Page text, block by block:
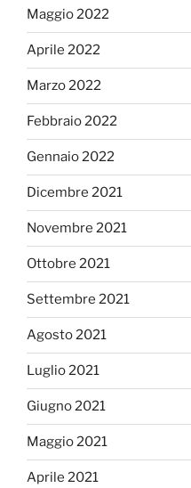
Maggio 2022
Aprile 2022
Marzo 2022
Febbraio 2022
Gennaio 2022
Dicembre 2021
Novembre 2021
Ottobre 2021
Settembre 2021
Agosto 2021
Luglio 2021
Giugno 2021
Maggio 2021
Aprile 2021